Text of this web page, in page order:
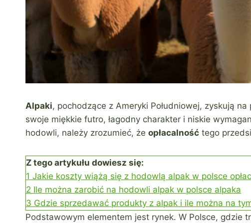
Alpaki, pochodzące z Ameryki Południowej, zyskują
swoje miękkie futro, łagodny charakter i niskie
hodowli, należy zrozumieć, że opłacalność tego
Z tego artykułu dowiesz się:
1 Jakie koszty wiążą się z hodowlą alpak w polsce
2 Ile można zarobić na hodowli alpak w polsce alpaka
3 Gdzie sprzedawać produkty z alpak i ile można na
Podstawowym elementem jest rynek. W Polsce, gdzie